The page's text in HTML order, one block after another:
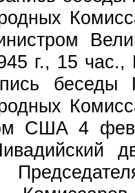
г., 15 час.,
беседы
США 4